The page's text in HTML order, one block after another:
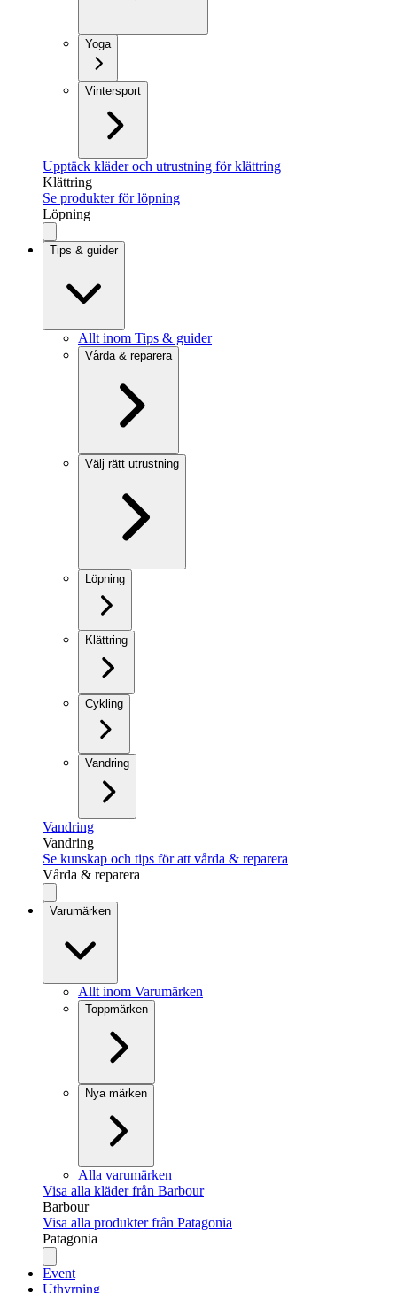
Yoga
Vintersport
Upptäck kläder och utrustning för klättring
Klättring
Se produkter för löpning
Löpning
Tips & guider
Allt inom Tips & guider
Vårda & reparera
Välj rätt utrustning
Löpning
Klättring
Cykling
Vandring
Vandring
Vandring
Se kunskap och tips för att vårda & reparera
Vårda & reparera
Varumärken
Allt inom Varumärken
Toppmärken
Nya märken
Alla varumärken
Visa alla kläder från Barbour
Barbour
Visa alla produkter från Patagonia
Patagonia
Event
Uthyrning